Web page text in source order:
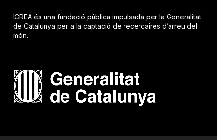
ICREA és una fundació pública impulsada per la Generalitat
de Catalunya per a la captació de recercaires d’arreu del
món.